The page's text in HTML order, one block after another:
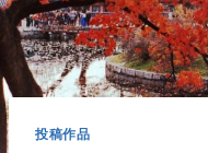
投稿作品